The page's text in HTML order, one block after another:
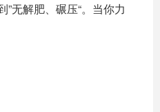
无解肥、碾压“。当你力